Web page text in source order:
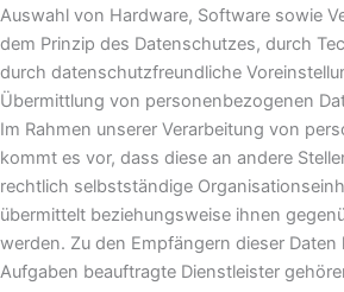
Auswahl von Hardware, Software sowie
dem Prinzip des Datenschutzes, durch
durch datenschutzfreundliche
Übermittlung von personenbezogenen
Im Rahmen unserer Verarbeitung von
kommt es vor, dass diese an andere
rechtlich selbstständige
übermittelt beziehungsweise ihnen
werden. Zu den Empfängern dieser
Aufgaben beauftragte Dienstleister